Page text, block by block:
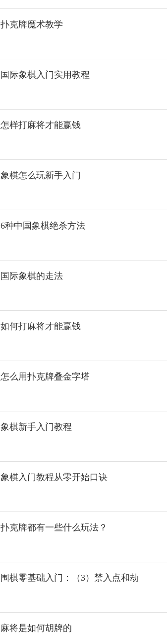
扑克牌魔术教学
国际象棋入门实用教程
怎样打麻将才能赢钱
象棋怎么玩新手入门
6种中国象棋绝杀方法
国际象棋的走法
如何打麻将才能赢钱
怎么用扑克牌叠金字塔
象棋新手入门教程
象棋入门教程从零开始口诀
扑克牌都有一些什么玩法？
围棋零基础入门：（3）禁入点和劫
麻将是如何胡牌的